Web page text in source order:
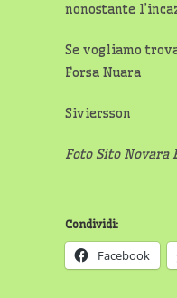
nonostante
Se vogliamo
Forsa Nuara
Siviersson
Foto Sito Novara
Condividi:
Facebook